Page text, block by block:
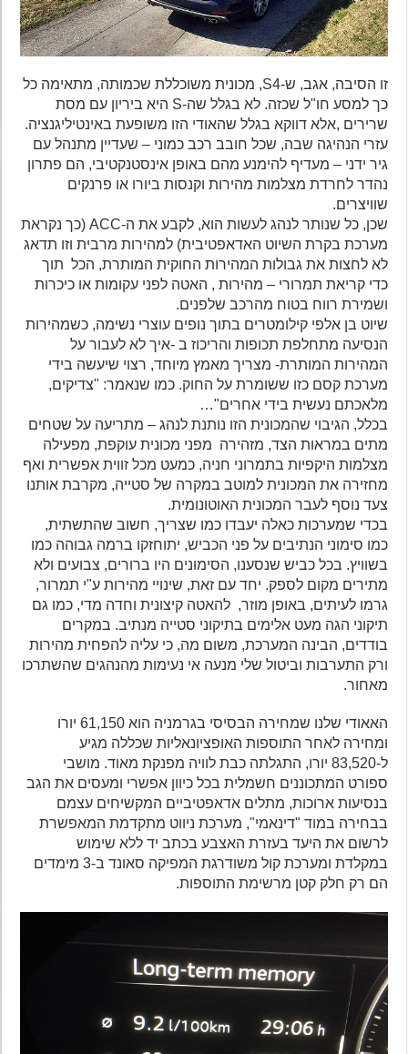
זו הסיבה, אגב, ש-S4, מכונית משוכללת שכמותה, מתאימה כל
כך למסע חו"ל שכזה. לא בגלל שה-S היא ביריון עם מסת
שרירים ,אלא דווקא בגלל שהאודי הזו משופעת באינטיליגנציה.
עזרי הנהיגה שבה, שכל חובב רכב כמוני – שעדיין מתנהל עם
גיר ידני – מעדיף להימנע מהם באופן אינסטנקטיבי, הם פתרון
נהדר לחרדת מצלמות מהירות וקנסות ביורו או פרנקים
שוויצרים.
שכן, כל שנותר לנהג לעשות הוא, לקבע את ה-ACC (כך נקראת
מערכת בקרת השיוט האדאפטיבית) למהירות מרבית וזו תדאג
לא לחצות את גבולות המהירות החוקית המותרת, הכל תוך
כדי קריאת תמרורי – מהירות , האטה לפני עקומות או כיכרות
ושמירת רווח בטוח מהרכב שלפנים.
שיוט בן אלפי קילומטרים בתוך נופים עוצרי נשימה, כשמהירות
הנסיעה מתחלפת תכופות והריכוז ב -איך לא לעבור על
המהירות המותרת- מצריך מאמץ מיוחד, רצוי שיעשה בידי
מערכת קסם כזו ששומרת על החוק. כמו שנאמר: "צדיקים,
מלאכתם נעשית בידי אחרים"…
בכלל, הגיבוי שהמכונית הזו נותנת לנהג – מתריעה על שטחים
מתים במראות הצד, מזהירה מפני מכונית עוקפת, מפעילה
מצלמות היקפיות בתמרוני חניה, כמעט מכל זווית אפשרית ואף
מחזירה את המכונית למוטב במקרה של סטייה, מקרבת אותנו
צעד נוסף לעבר המכונית האוטונומית.
בכדי שמערכות כאלה יעבדו כמו שצריך, חשוב שהתשתית,
כמו סימוני הנתיבים על פני הכביש, יתוחזקו ברמה גבוהה כמו
בשוויץ. בכל כביש שנסענו, הסימונים היו ברורים, צבועים ולא
מתירים מקום לספק. יחד עם זאת, שינויי מהירות ע"י תמרור,
גרמו לעיתים, באופן מוזר, להאטה קיצונית וחדה מדי, כמו גם
תיקוני הגה מעט אלימים בתיקוני סטייה מנתיב. במקרים
בודדים, הבינה המערכת, משום מה, כי עליה להפחית מהירות
ורק התערבות וביטול שלי מנעה אי נעימות מהנהגים שהשתרכו
מאחור.
האאודי שלנו שמחירה הבסיסי בגרמניה הוא 61,150 יורו
ומחירה לאחר התוספות האופציונאליות שכללה מגיע
ל-83,520 יורו, התגלתה כבת לוויה מפנקת מאוד. מושבי
ספורט המתכוננים חשמלית בכל כיוון אפשרי ומעסים את הגב
בנסיעות ארוכות, מתלים אדאפטיביים המקשיחים עצמם
בבחירה במוד "דינאמי", מערכת ניווט מתקדמת המאפשרת
לרשום את היעד בעזרת האצבע בכתב יד ללא שימוש
במקלדת ומערכת קול משודרגת המפיקה סאונד ב-3 מימדים
הם רק חלק קטן מרשימת התוספות.